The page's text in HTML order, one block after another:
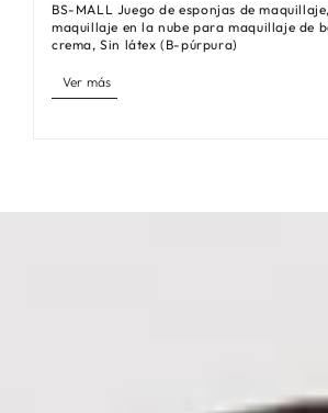
BS-MALL Juego de esponjas de
maquillaje en la nube para maquillaje de
crema, Sin látex (B-púrpura)
Ver más